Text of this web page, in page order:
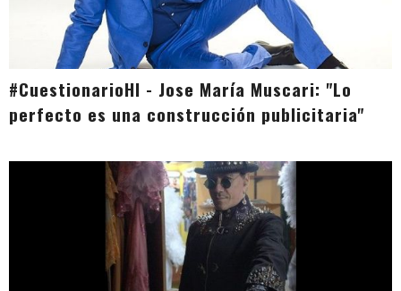
#CuestionarioHI - Jose María Muscari: "Lo
perfecto es una construcción publicitaria"